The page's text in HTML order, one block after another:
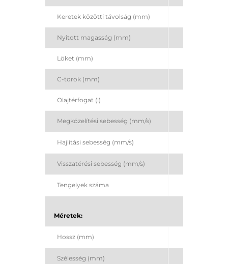
Keretek közötti távolság (mm)
Nyitott magasság (mm)
Löket (mm)
C-torok (mm)
Olajtérfogat (l)
Megközelítési sebesség (mm/s)
Hajlítási sebesség (mm/s)
Visszatérési sebesség (mm/s)
Tengelyek száma
Méretek:
Hossz (mm)
Szélesség (mm)